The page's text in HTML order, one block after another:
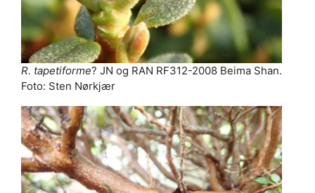
R. tapetiforme? JN og RAN RF312-2008 Beima Shan.
Foto: Sten Nørkjær